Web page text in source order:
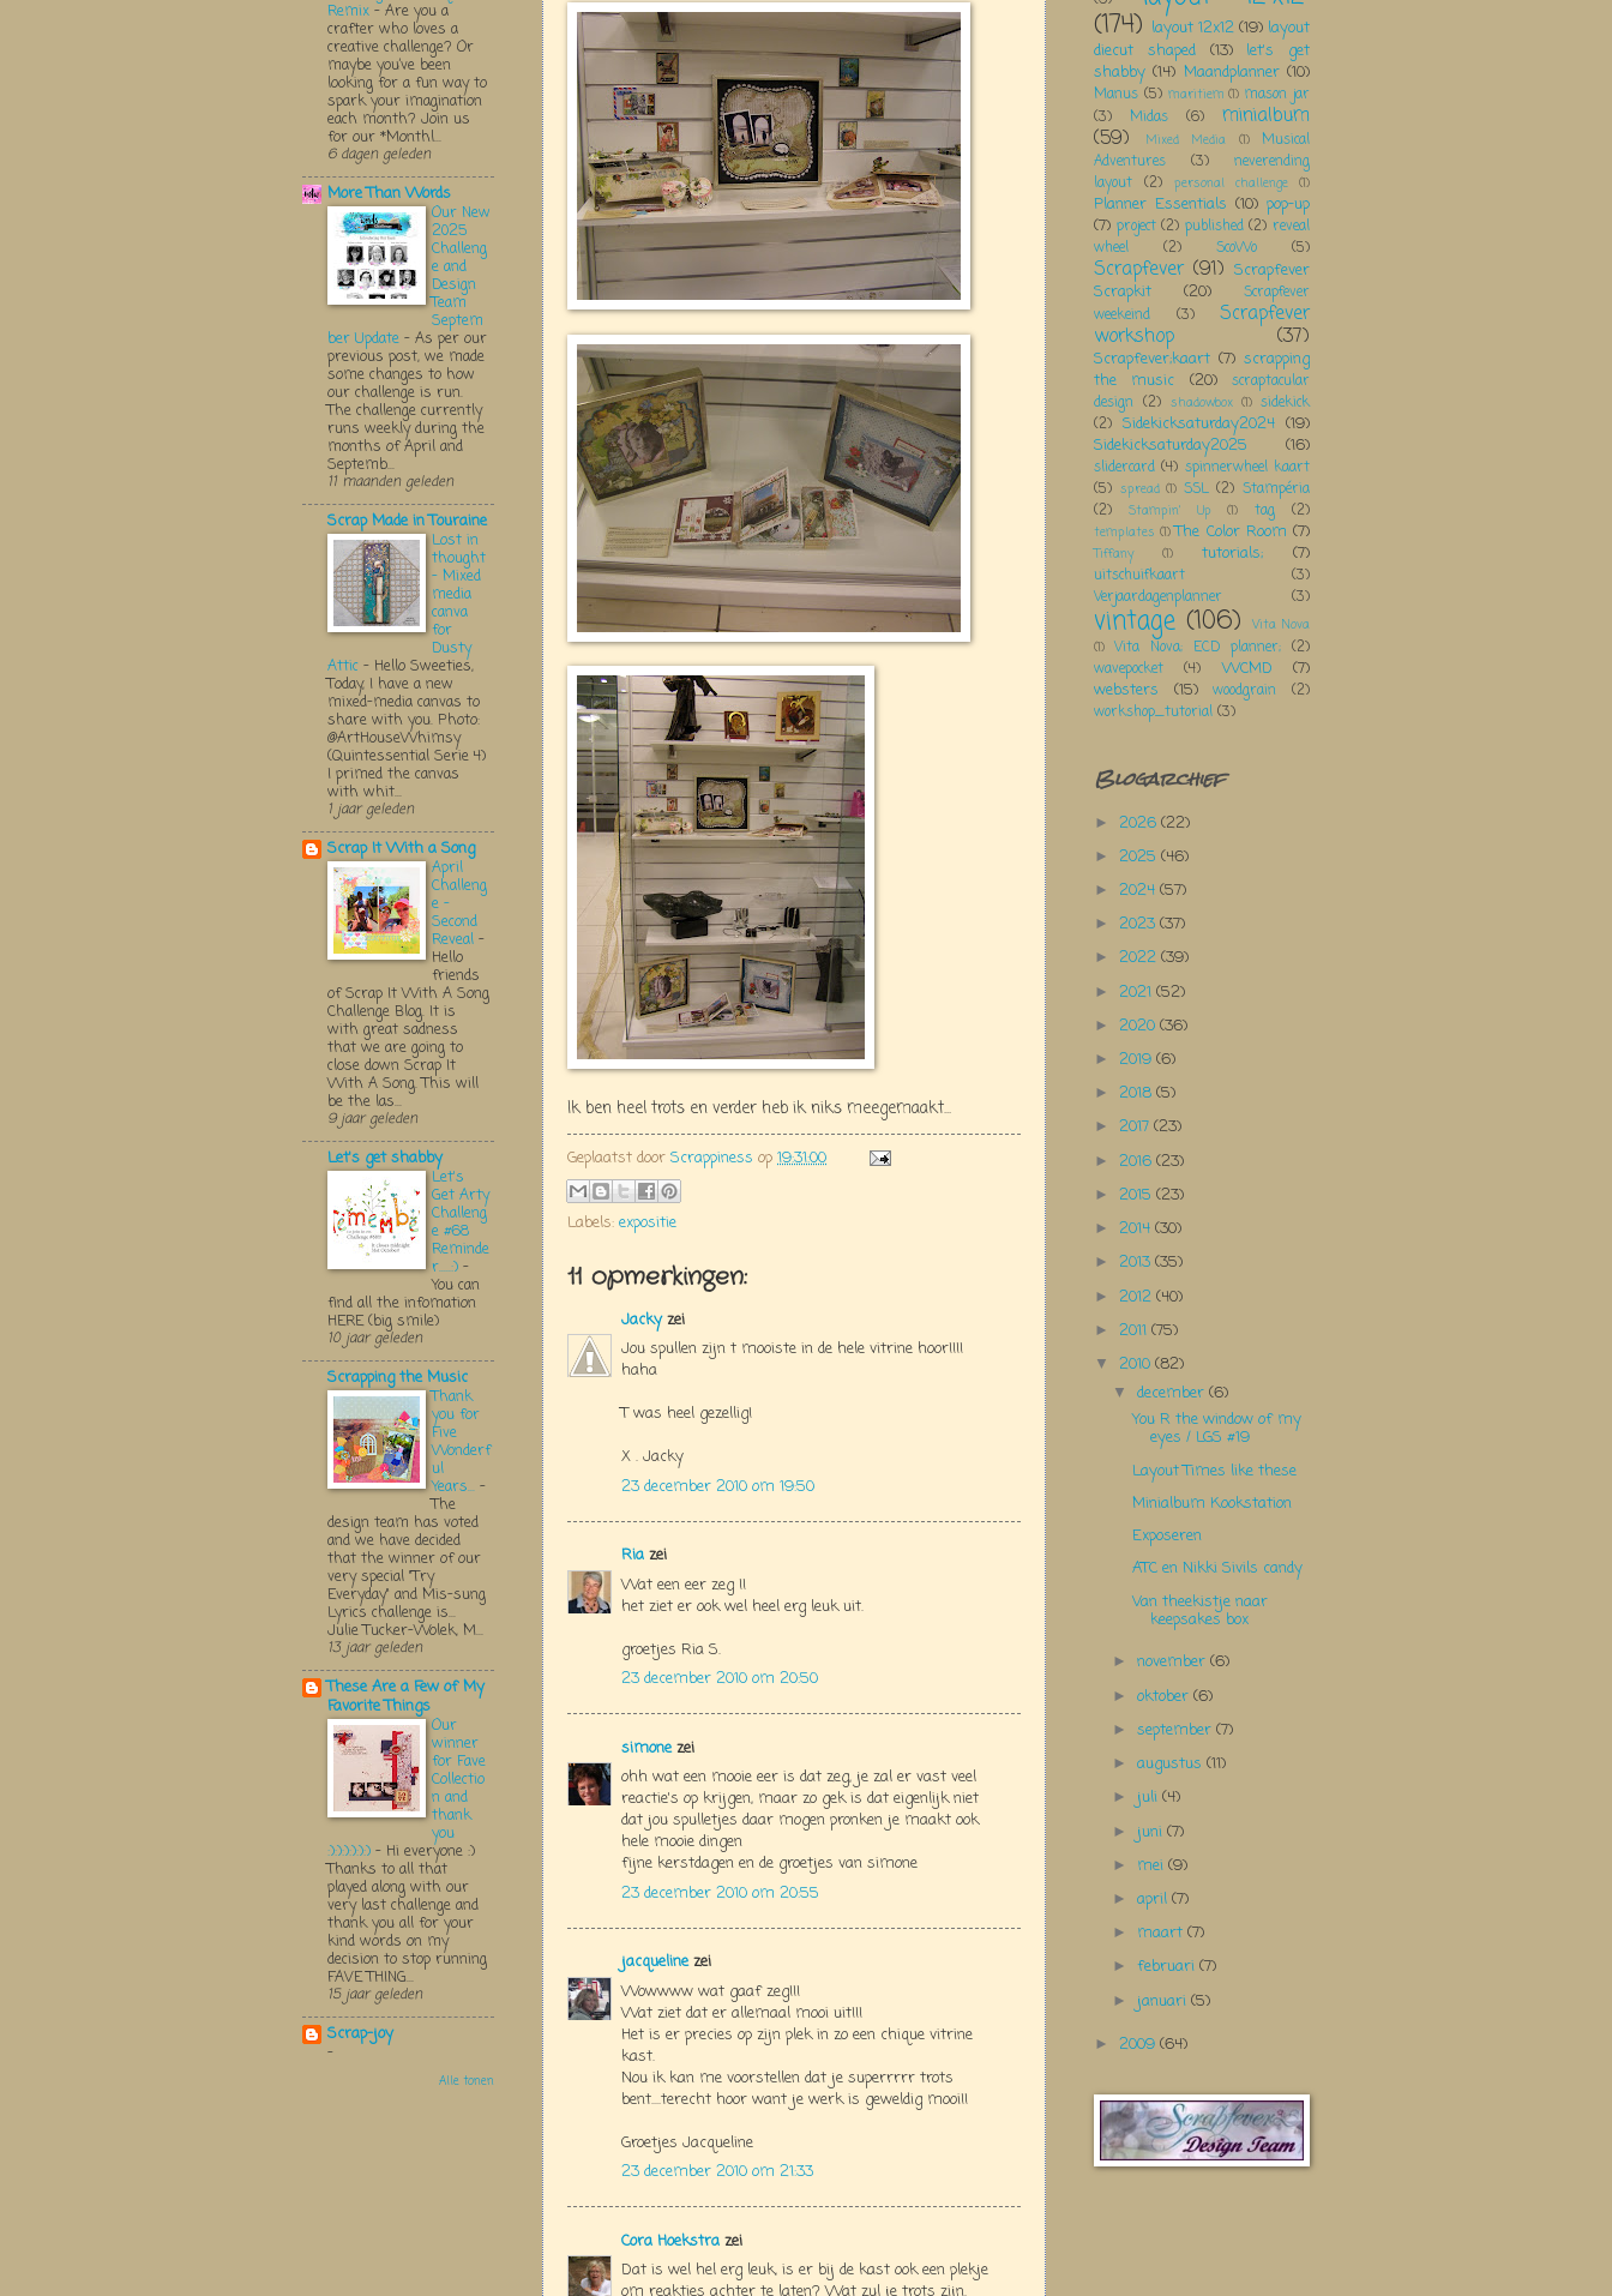
Ik ben heel trots en verder heb ik niks meegemaakt...
Geplaatst door Scrappiness op 19:31:00
Labels: expositie
11 opmerkingen:
Jackyzei
Jou spullen zijn t mooiste in de hele vitrine hoor!!!!
haha
T was heel gezellig!
X . Jacky
23 december 2010 om 19:50
Ria zei
Wat een eer zeg !!
het ziet er ook wel heel erg leuk uit.
groetjes Ria S.
23 december 2010 om 20:50
simonezei
ohh wat een mooie eer is dat zeg, je zal er vast veel
reactie's op krijgen, maar zo gek is dat eigenlijk niet
dat jou spulletjes daar mogen pronken je maakt ook
hele mooie dingen
fijne kerstdagen en de groetjes van simone
23 december 2010 om 20:55
jacquelinezei
Wowwww wat gaaf zeg!!!
Wat ziet dat er allemaal mooi uit!!!
Het is er precies op zijn plek in zo een chique vitrine
kast.
Nou ik kan me voorstellen dat je superrrrr trots
bent....terecht hoor want je werk is geweldig mooi!!
Groetjes Jacqueline
23 december 2010 om 21:33
Cora Hoekstra zei
Dat is wel hel erg leuk, is er bij de kast ook een plekje
Remix - Are you a
crafter who loves a
creative challenge? Or
maybe you’ve been
looking for a fun way to
spark your imagination
each month? Join us
for our *Monthl...
6 dagen geleden
More Than Words
Our New
2025
Challeng
e and
Design
Team
Septem
ber Update - As per our
previous post, we made
some changes to how
our challenge is run.
The challenge currently
runs weekly during the
months of April and
Septemb...
11 maanden geleden
Scrap Made in Touraine
Lost in
thought
- Mixed
media
canva
for
Dusty
Attic - Hello Sweeties,
Today, I have a new
mixed-media canvas to
share with you. Photo:
@ArtHouseWhimsy
(Quintessential Serie 4)
I primed the canvas
with whit...
1 jaar geleden
Scrap It With a Song
April
Challeng
e -
Second
Reveal -
Hello
friends
of Scrap It With A Song
Challenge Blog. It is
with great sadness
that we are going to
close down Scrap It
With A Song. This will
be the las...
9 jaar geleden
Let's get shabby
Let's
Get Arty
Challeng
e #68
Reminde
r.....:) -
You can
find all the infomation
HERE (big smile)
10 jaar geleden
Scrapping the Music
Thank
you for
Five
Wonderf
ul
Years... -
The
design team has voted
and we have decided
that the winner of our
very special "Try
Everyday" and Mis-sung
Lyrics challenge is...
Julie Tucker-Wolek, M...
13 jaar geleden
These Are a Few of My
Favorite Things
Our
winner
for Fave
Collectio
n and
thank
you
:):):):):):) - Hi everyone :)
Thanks to all that
played along with our
very last challenge and
thank you all for your
kind words on my
decision to stop running
FAVE THING...
15 jaar geleden
Scrap-joy
-
Alle tonen
(174) layout 12x12 (19) layout
diecut shaped
(13)
let's get
shabby (14) Maandplanner (10)
Manus (5) maritiem (1) mason jar
(3)
Midas (6) minialbum
(59) Mixed Media (1)
Musical
Adventures
(3)
neverending
layout (2) personal challenge (1)
Planner Essentials (10) pop-up
(7) project (2) published (2) reveal
wheel
(2) ScoWo (5)
Scrapfever (91) Scrapfever
Scrapkit
(20)
Scrapfever
weekeind
(3) Scrapfever
workshop (37)
Scrapfever;kaart (7) scrapping
the music
(20)
scraptacular
design (2) shadowbox (1) sidekick
(2) Sidekicksaturday2024 (19)
Sidekicksaturday2025
(16)
slidercard (4) spinnerwheel kaart
(5) spread (1) SSL (2) Stampéria
(2)
Stampin' Up (1) tag (2)
templates (1) The Color Room (7)
Tiffany (1) tutorials; (7)
uitschuifkaart
(3)
Verjaardagenplanner
(3)
vintage (106)
Vita Nova
(1) Vita Nova; ECD planner; (2)
wavepocket
(4) WCMD
(7)
websters
(15) woodgrain
(2)
workshop_tutorial (3)
Blogarchief
► 2026 (22)
► 2025 (46)
► 2024 (57)
► 2023 (37)
► 2022 (39)
► 2021 (52)
► 2020 (36)
► 2019 (6)
► 2018 (5)
► 2017 (23)
► 2016 (23)
► 2015 (23)
► 2014 (30)
► 2013 (35)
► 2012 (40)
► 2011 (75)
▼ 2010 (82)
▼december(6)
You R the window of my
eyes / LGS #19
Layout Times like these
Minialbum Kookstation
Exposeren
ATC en Nikki Sivils candy
Van theekistje naar
keepsakes box
►november(6)
►oktober(6)
►september(7)
►augustus(11)
► juli(4)
► juni(7)
► mei(9)
►april(7)
► maart(7)
►februari(7)
► januari(5)
► 2009 (64)